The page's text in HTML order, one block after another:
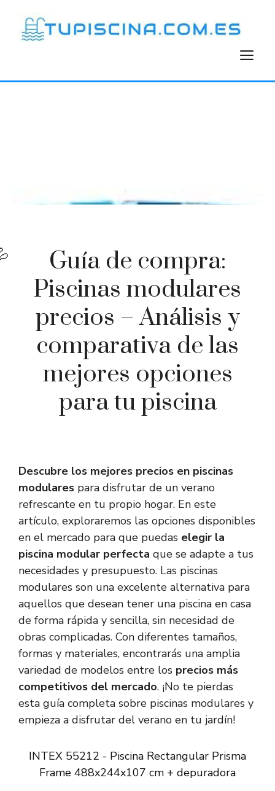
contenido
Guía de compra:
Piscinas modulares
precios – Análisis y
comparativa de las
mejores opciones
para tu piscina
Descubre los mejores precios en piscinas
modulares para disfrutar de un verano
refrescante en tu propio hogar. En este
artículo, exploraremos las opciones disponibles
en el mercado para que puedas elegir la
piscina modular perfecta que se adapte a tus
necesidades y presupuesto. Las piscinas
modulares son una excelente alternativa para
aquellos que desean tener una piscina en casa
de forma rápida y sencilla, sin necesidad de
obras complicadas. Con diferentes tamaños,
formas y materiales, encontrarás una amplia
variedad de modelos entre los precios más
competitivos del mercado. ¡No te pierdas
esta guía completa sobre piscinas modulares y
empieza a disfrutar del verano en tu jardín!
INTEX 55212 - Piscina Rectangular Prisma
Frame 488x244x107 cm + depuradora